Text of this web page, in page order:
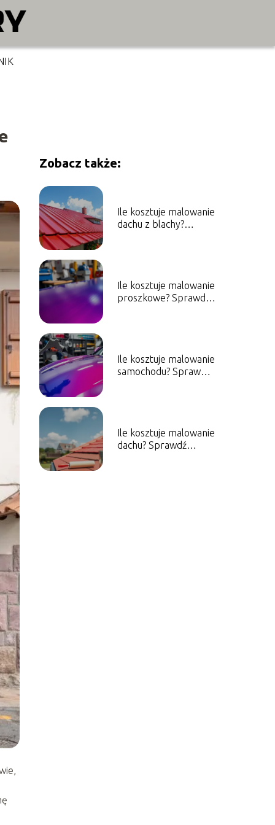
Zobacz także:
Ile kosztuje malowanie
dachu z blachy?
Ile kosztuje malowanie
proszkowe? Sprawdź
Ile kosztuje malowanie
samochodu? Sprawdź
Ile kosztuje malowanie
dachu? Sprawdź